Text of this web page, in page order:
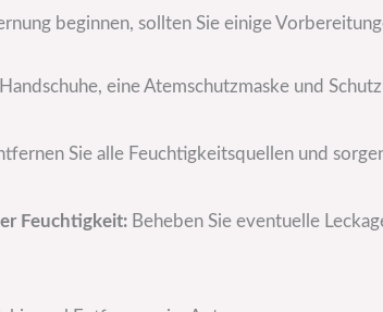
beginnen, sollten Sie einige
eine Atemschutzmaske und
Sie alle Feuchtigkeitsquellen und
Feuchtigkeit: Beheben Sie eventuelle